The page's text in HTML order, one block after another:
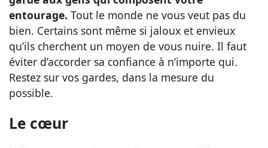
entourage. Tout le monde ne vous veut pas du
bien. Certains sont même si jaloux et envieux
qu’ils cherchent un moyen de vous nuire. Il faut
éviter d’accorder sa confiance à n’importe qui.
Restez sur vos gardes, dans la mesure du
possible.
Le cœur